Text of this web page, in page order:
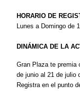
HORARIO DE
Lunes a Domingo de
D INÁMICA DE LA
Gran Plaza te premia
de junio al 21 de julio
Registra en el punto